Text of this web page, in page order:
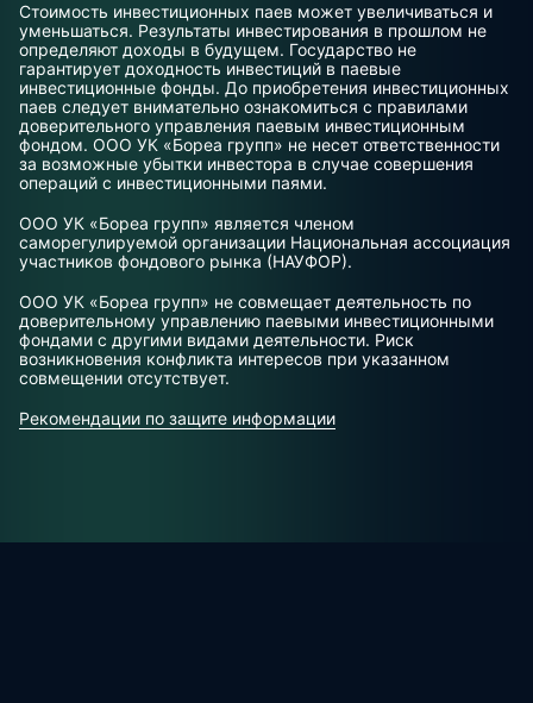
Стоимость инвестиционных паев может увеличиваться и
уменьшаться. Результаты инвестирования в прошлом не
определяют доходы в будущем. Государство не
гарантирует доходность инвестиций в паевые
инвестиционные фонды. До приобретения инвестиционных
паев следует внимательно ознакомиться с правилами
доверительного управления паевым инвестиционным
фондом. ООО УК «Бореа групп» не несет ответственности
за возможные убытки инвестора в случае совершения
операций с инвестиционными паями.
ООО УК «Бореа групп» является членом
саморегулируемой организации Национальная ассоциация
участников фондового рынка (НАУФОР).
ООО УК «Бореа групп» не совмещает деятельность по
доверительному управлению паевыми инвестиционными
фондами с другими видами деятельности. Риск
возникновения конфликта интересов при указанном
совмещении отсутствует.
Рекомендации по защите информации